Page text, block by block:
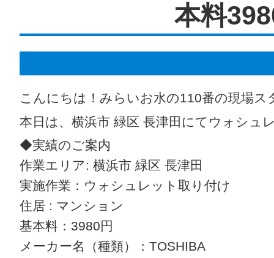
本料
こんにちは！みらいお水の110番の現場ス
本日は、横浜市 緑区 長津田にてウォシュ
◆実績のご案内
作業エリア: 横浜市 緑区 長津田
実施作業：ウォシュレット取り付け
住居 : マンション
基本料：3980円
メーカー名（種類）：TOSHIBA